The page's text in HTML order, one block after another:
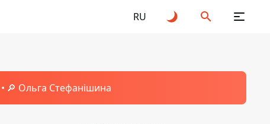
RU
🔎 Ольга Стефанішина